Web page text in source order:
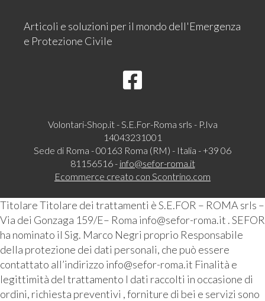
Articoli e soluzioni per il mondo dell'Emergenza
e Protezione Civile
Volontari-Shop.it - S.E.For-Roma srls - P.Iva
14043231001
Sede di Roma - 00163 Roma (RM) - Italia - +39 06
81156516 - info@sefor-roma.it
Ecommerce creato con Scontrino.com
Titolare Titolare dei trattamenti è S.E.FOR – ROMA srls –
Via dei Gonzaga 159/E– Roma info@sefor-roma.it . SEFOR
ha nominato il Sig. Marco Negri proprio Responsabile
della protezione dei dati personali, che può essere
contattato all’indirizzo info@sefor-roma.it Finalità e
legittimità del trattamento I dati raccolti in occasione di
ordini, richiesta preventivi , forniture di bei e servizi sono